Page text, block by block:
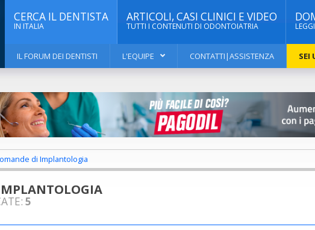
CERCA IL DENTISTA
IN ITALIA
ARTICOLI, CASI CLINICI E VIDEO
TUTTI I CONTENUTI DI ODONTOIATRIA
IL FORUM DEI DENTISTI L'EQUIPE CONTATTI|ASSISTENZA SEI
di Implantologia
5